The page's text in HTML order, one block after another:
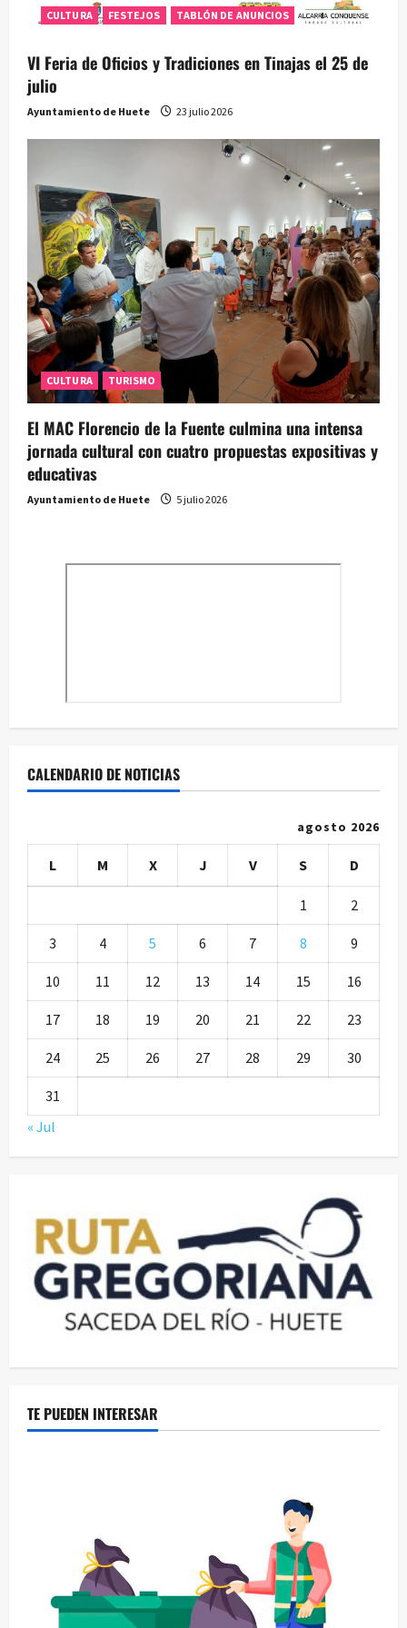
CULTURA FESTEJOS TABLÓN DE ANUNCIOS
VI Feria de Oficios y Tradiciones en Tinajas el 25 de
julio
Ayuntamiento de Huete 23 julio 2026
CULTURA TURISMO
El MAC Florencio de la Fuente culmina una intensa
jornada cultural con cuatro propuestas expositivas y
educativas
Ayuntamiento de Huete 5 julio 2026
CALENDARIO DE NOTICIAS
agosto 2026
L M X J V S D
1 2
3 4 5 6 7 8 9
10 11 12 13 14 15 16
17 18 19 20 21 22 23
24 25 26 27 28 29 30
31
« Jul
TE PUEDEN INTERESAR